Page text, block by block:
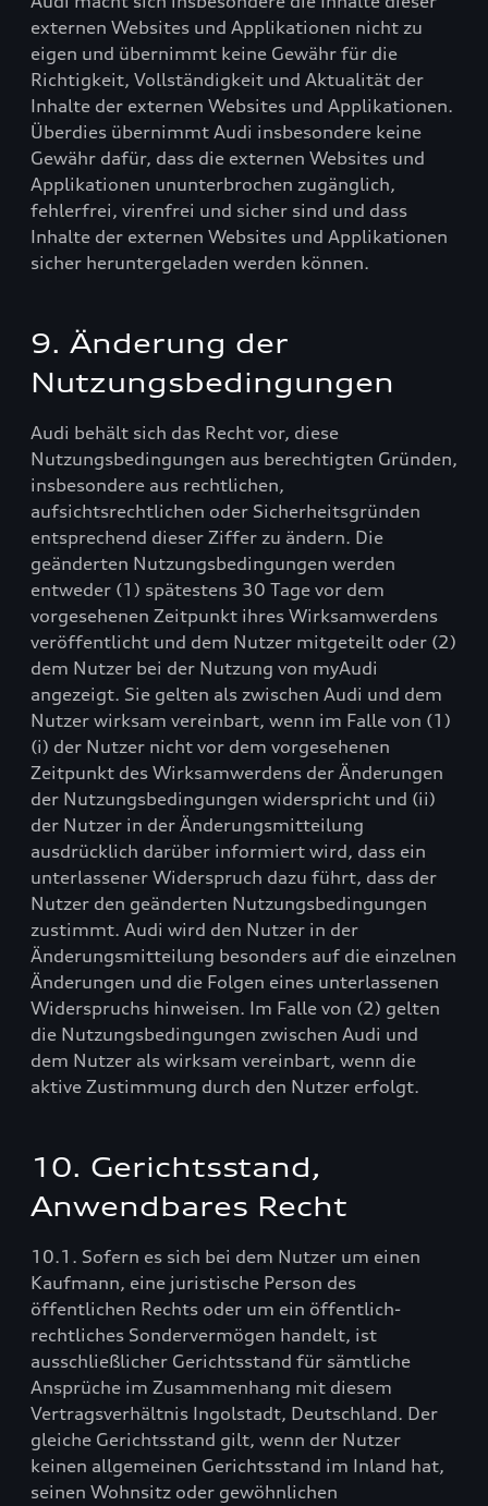
externen Websites und Applikationen nicht zu
eigen und übernimmt keine Gewähr für die
Richtigkeit, Vollständigkeit und Aktualität der
Inhalte der externen Websites und Applikationen.
Überdies übernimmt Audi insbesondere keine
Gewähr dafür, dass die externen Websites und
Applikationen ununterbrochen zugänglich,
fehlerfrei, virenfrei und sicher sind und dass
Inhalte der externen Websites und Applikationen
sicher heruntergeladen werden können.
9. Änderung der
Nutzungsbedingungen
Audi behält sich das Recht vor, diese
Nutzungsbedingungen aus berechtigten Gründen,
insbesondere aus rechtlichen,
aufsichtsrechtlichen oder Sicherheitsgründen
entsprechend dieser Ziffer zu ändern. Die
geänderten Nutzungsbedingungen werden
entweder (1) spätestens 30 Tage vor dem
vorgesehenen Zeitpunkt ihres Wirksamwerdens
veröffentlicht und dem Nutzer mitgeteilt oder (2)
dem Nutzer bei der Nutzung von myAudi
angezeigt. Sie gelten als zwischen Audi und dem
Nutzer wirksam vereinbart, wenn im Falle von (1)
(i) der Nutzer nicht vor dem vorgesehenen
Zeitpunkt des Wirksamwerdens der Änderungen
der Nutzungsbedingungen widerspricht und (ii)
der Nutzer in der Änderungsmitteilung
ausdrücklich darüber informiert wird, dass ein
unterlassener Widerspruch dazu führt, dass der
Nutzer den geänderten Nutzungsbedingungen
zustimmt. Audi wird den Nutzer in der
Änderungsmitteilung besonders auf die einzelnen
Änderungen und die Folgen eines unterlassenen
Widerspruchs hinweisen. Im Falle von (2) gelten
die Nutzungsbedingungen zwischen Audi und
dem Nutzer als wirksam vereinbart, wenn die
aktive Zustimmung durch den Nutzer erfolgt.
10. Gerichtsstand,
Anwendbares Recht
10.1. Sofern es sich bei dem Nutzer um einen
Kaufmann, eine juristische Person des
öffentlichen Rechts oder um ein öffentlich-
rechtliches Sondervermögen handelt, ist
ausschließlicher Gerichtsstand für sämtliche
Ansprüche im Zusammenhang mit diesem
Vertragsverhältnis Ingolstadt, Deutschland. Der
gleiche Gerichtsstand gilt, wenn der Nutzer
keinen allgemeinen Gerichtsstand im Inland hat,
seinen Wohnsitz oder gewöhnlichen